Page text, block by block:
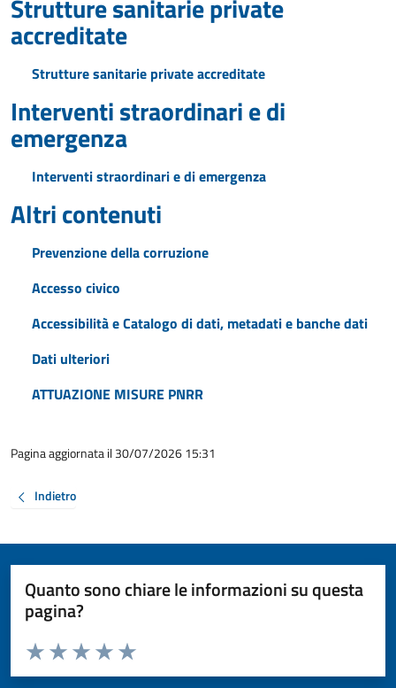
Strutture sanitarie private
accreditate
Strutture sanitarie private accreditate
Interventi straordinari e di
emergenza
Interventi straordinari e di emergenza
Altri contenuti
Prevenzione della corruzione
Accesso civico
Accessibilità e Catalogo di dati, metadati e banche dati
Dati ulteriori
ATTUAZIONE MISURE PNRR
Pagina aggiornata il 30/07/2026 15:31
Indietro
Quanto sono chiare le informazioni su questa
pagina?
Valuta da 1 a 5 stelle la pagina
Valuta 5 stelle su 5
Valuta 4 stelle su 5
Valuta 3 stelle su 5
Valuta 2 stelle su 5
Valuta 1 stelle su 5